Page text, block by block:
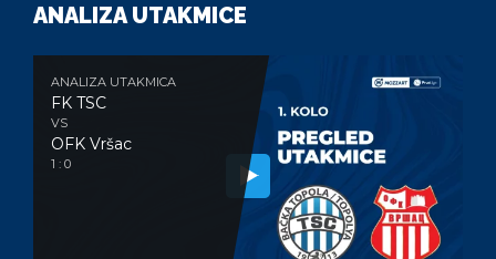
ANALIZA UTAKMICE
ANALIZA UTAKMICA
FK TSC
VS
OFK Vršac
1 : 0